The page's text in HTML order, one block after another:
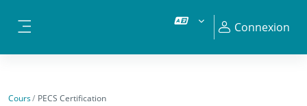
Connexion
Cours PECS Certification